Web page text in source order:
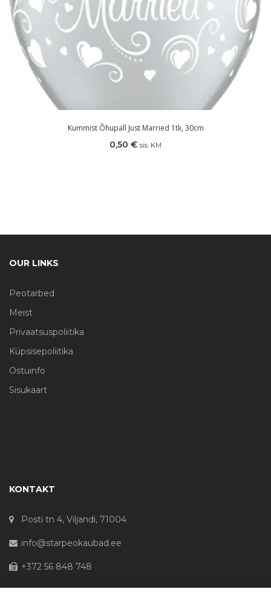
Kummist Õhupall Just Married 1tk, 30cm
0,50 € sis. KM
OUR LINKS
Peotarbed
Meist
Privaatsuspoliitika
Küpsisepoliitika
Ostuinfo
Sisukaart
KONTAKT
Posti tn 4, Viljandi, 71004
info@starpeokaubad.ee
+372 56 848 748